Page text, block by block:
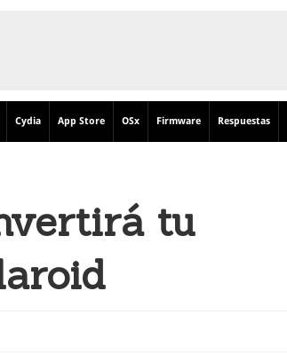
Cydia App Store OSx Firmware Respuestas
tu